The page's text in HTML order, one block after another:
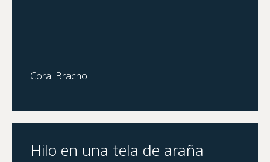
Coral Bracho
Hilo en una tela de araña